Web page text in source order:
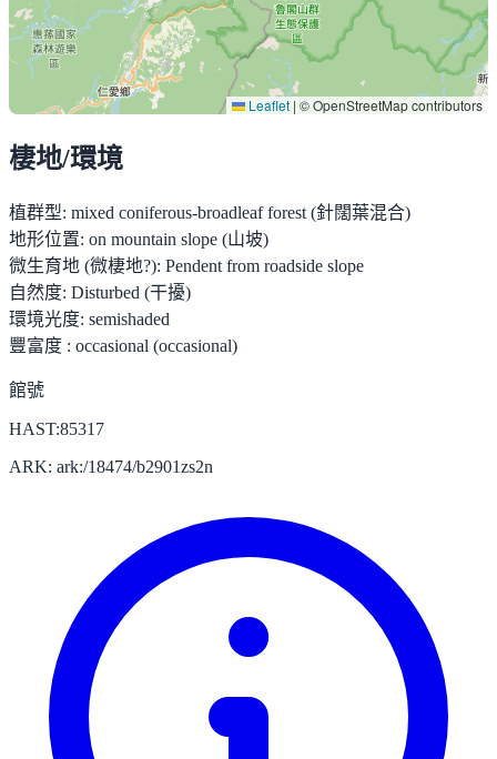
Leaflet | © OpenStreetMap contributors
棲地/環境
植群型: mixed coniferous-broadleaf forest (針闊葉混合)
地形位置: on mountain slope (山坡)
微生育地 (微棲地?): Pendent from roadside slope
自然度: Disturbed (干擾)
環境光度: semishaded
豐富度 : occasional (occasional)
館號
HAST:85317
ARK: ark:/18474/b2901zs2n